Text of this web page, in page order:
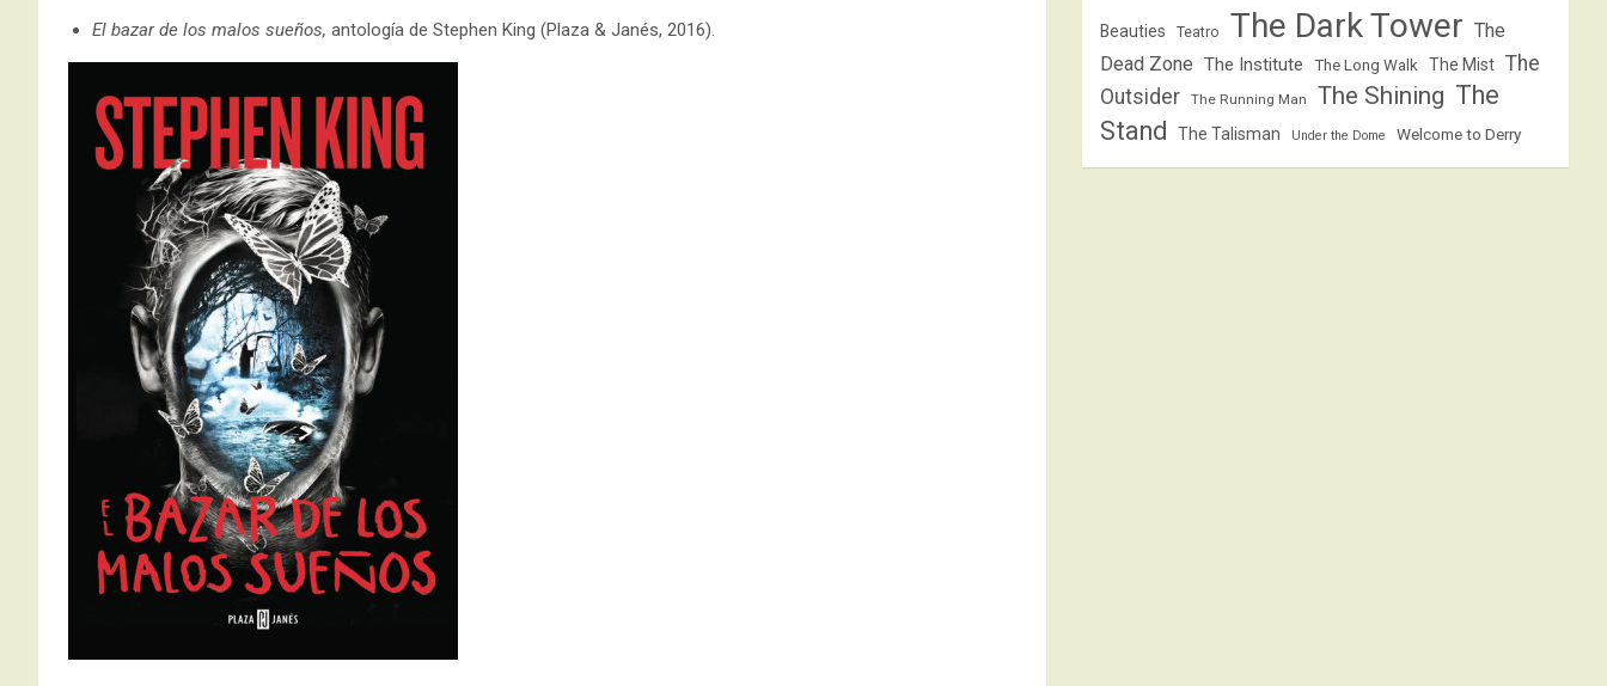
El bazar de los malos sueños, antología de Stephen King (Plaza & Janés, 2016). Beauties Teatro The Dark Tower The
Dead Zone The Institute The Long Walk The Mist The
Outsider
The Running Man The Shining The
Stand
The Talisman Under the Dome Welcome to Derry